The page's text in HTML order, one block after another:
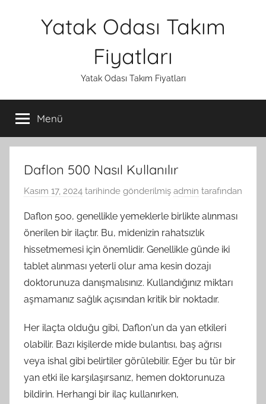
Yatak Odası Takım
Fiyatları
Yatak Odası Takım Fiyatları
Menü
Daflon 500 Nasıl Kullanılır
Kasım 17, 2024 tarihinde gönderilmiş admin tarafından
Daflon 500, genellikle yemeklerle birlikte alınması
önerilen bir ilaçtır. Bu, midenizin rahatsızlık
hissetmemesi için önemlidir. Genellikle günde iki
tablet alınması yeterli olur ama kesin dozajı
doktorunuza danışmalısınız. Kullandığınız miktarı
aşmamanız sağlık açısından kritik bir noktadır.
Her ilaçta olduğu gibi, Daflon'un da yan etkileri
olabilir. Bazı kişilerde mide bulantısı, baş ağrısı
veya ishal gibi belirtiler görülebilir. Eğer bu tür bir
yan etki ile karşılaşırsanız, hemen doktorunuza
bildirin. Herhangi bir ilaç kullanırken,